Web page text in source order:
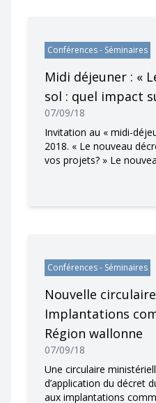
Conférences - Séminaires
Midi déjeuner : «
sol : quel impact
07/09/18
Invitation au « midi-
2018. « Le nouveau
vos projets? » Le
Conférences - Séminaires
Nouvelle
Implantations
Région wallonne
07/09/18
Une circulaire
d’application du décret
aux implantations